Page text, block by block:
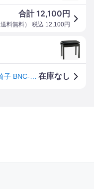
合計12,100 円
送料無料） 税込 12,100円
在庫なし